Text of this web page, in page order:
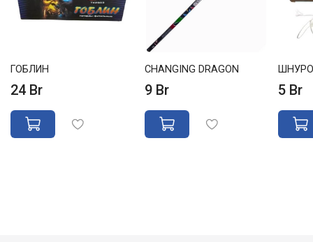
ГОБЛИН
24 Br
CHANGING DRAGON
9 Br 5 Br